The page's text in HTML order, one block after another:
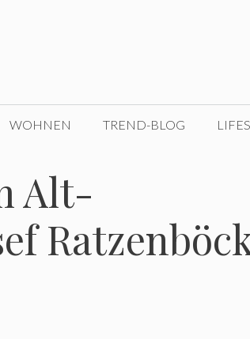
WOHNEN TREND-BLOG
Alt-